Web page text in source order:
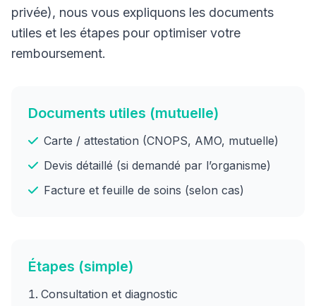
privée), nous vous expliquons les documents
utiles et les étapes pour optimiser votre
remboursement.
Documents utiles (mutuelle)
Carte / attestation (CNOPS, AMO, mutuelle)
Devis détaillé (si demandé par l’organisme)
Facture et feuille de soins (selon cas)
Étapes (simple)
Consultation et diagnostic